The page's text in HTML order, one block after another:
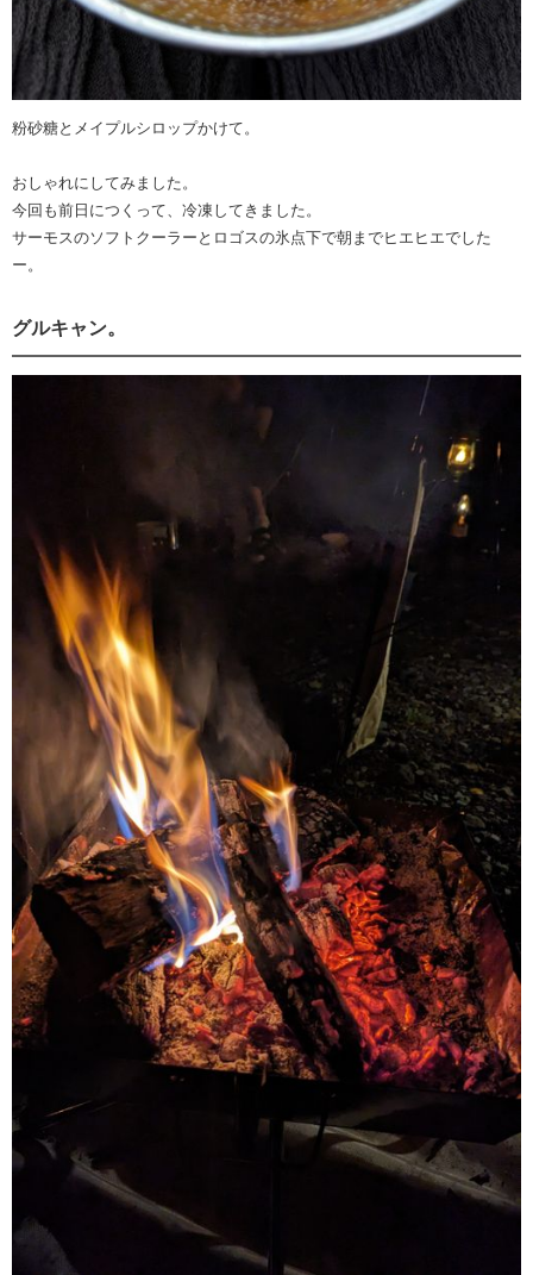
粉砂糖とメイプルシロップかけて。
おしゃれにしてみました。
今回も前日につくって、冷凍してきました。
サーモスのソフトクーラーとロゴスの氷点下で朝までヒエヒエでした
ー。
グルキャン。